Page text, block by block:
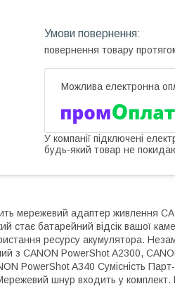
повернення товару
У компанії підключені
будь-який товар не
мережевий адаптер живлення
стає батарейний відсік вашої
ресурсу акумулятора.
з CANON PowerShot A2300,
PowerShot A340 Сумісність
шнур входить у комплект.